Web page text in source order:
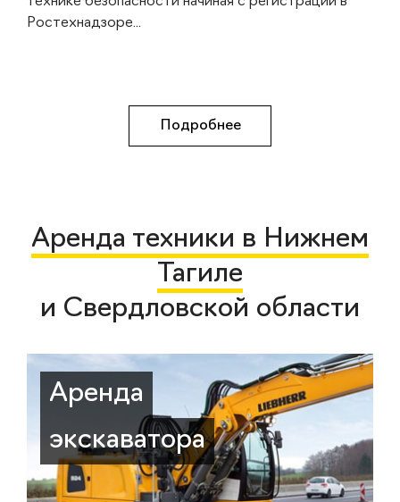
Ростехнадзоре...
Подробнее
Аренда техники в Нижнем
Тагиле
и Свердловской области
Аренда
экскаватора